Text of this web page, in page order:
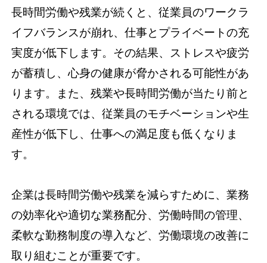
長時間労働や残業が続くと、従業員のワークラ
イフバランスが崩れ、仕事とプライベートの充
実度が低下します。その結果、ストレスや疲労
が蓄積し、心身の健康が脅かされる可能性があ
ります。また、残業や長時間労働が当たり前と
される環境では、従業員のモチベーションや生
産性が低下し、仕事への満足度も低くなりま
す。
企業は長時間労働や残業を減らすために、業務
の効率化や適切な業務配分、労働時間の管理、
柔軟な勤務制度の導入など、労働環境の改善に
取り組むことが重要です。